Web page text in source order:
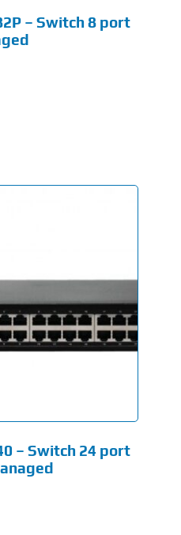
– Switch 8 port
– Switch 24 port